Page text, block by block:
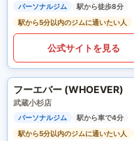
パーソナルジム
駅から徒歩8分
駅から5分以内のジムに通いたい人
公式サイトを見る
フーエバー (WHOEVER)
武蔵小杉店
パーソナルジム
駅から車で4分
駅から5分以内のジムに通いたい人